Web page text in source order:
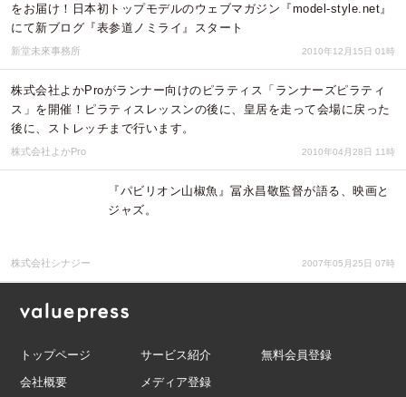
をお届け！日本初トップモデルのウェブマガジン『model-style.net』
にて新ブログ『表参道ノミライ』スタート
新堂未來事務所 2010年12月15日 01時
株式会社よかProがランナー向けのピラティス「ランナーズピラティ
ス」を開催！ピラティスレッスンの後に、皇居を走って会場に戻った
後に、ストレッチまで行います。
株式会社よかPro 2010年04月28日 11時
『パビリオン山椒魚』冨永昌敬監督が語る、映画と
ジャズ。
株式会社シナジー 2007年05月25日 07時
トップページ サービス紹介
無料会員登録
会社概要
メディア登録